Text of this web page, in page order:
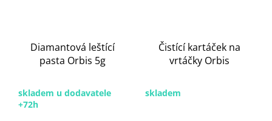
Diamantová leštící
pasta Orbis 5g
skladem u dodavatele
+72h
Čistící kartáček na
vrtáčky Orbis
skladem